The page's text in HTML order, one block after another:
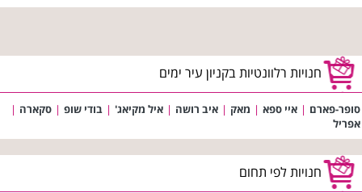
חנויות רלוונטיות בקניון עיר ימים
סופר-פארם | איי ספא | מאק | איב רושה | איל מקיאג' | בודי שופ | סקארה |
אפריל
חנויות לפי תחום